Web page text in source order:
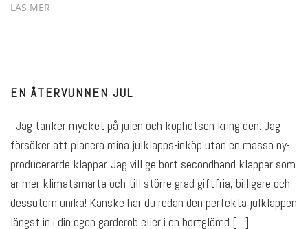
LÄS MER
EN ÅTERVUNNEN JUL
Jag tänker mycket på julen och köphetsen kring den. Jag
försöker att planera mina julklapps-inköp utan en massa ny-
producerarde klappar. Jag vill ge bort secondhand klappar som
är mer klimatsmarta och till större grad giftfria, billigare och
dessutom unika! Kanske har du redan den perfekta julklappen
längst in i din egen garderob eller i en bortglömd […]